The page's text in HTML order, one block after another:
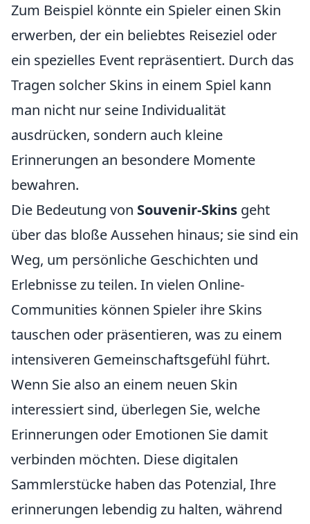
Zum Beispiel könnte ein Spieler einen Skin
erwerben, der ein beliebtes Reiseziel oder
ein spezielles Event repräsentiert. Durch das
Tragen solcher Skins in einem Spiel kann
man nicht nur seine Individualität
ausdrücken, sondern auch kleine
Erinnerungen an besondere Momente
bewahren.
Die Bedeutung von Souvenir-Skins geht
über das bloße Aussehen hinaus; sie sind ein
Weg, um persönliche Geschichten und
Erlebnisse zu teilen. In vielen Online-
Communities können Spieler ihre Skins
tauschen oder präsentieren, was zu einem
intensiveren Gemeinschaftsgefühl führt.
Wenn Sie also an einem neuen Skin
interessiert sind, überlegen Sie, welche
Erinnerungen oder Emotionen Sie damit
verbinden möchten. Diese digitalen
Sammlerstücke haben das Potenzial, Ihre
erinnerungen lebendig zu halten, während